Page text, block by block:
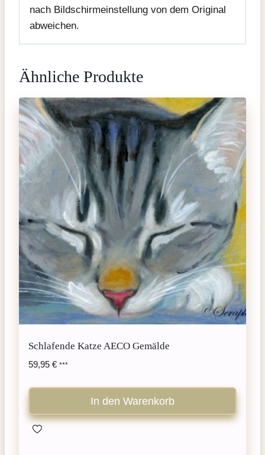
nach Bildschirmeinstellung von dem Original
abweichen.
Ähnliche Produkte
Schlafende Katze AECO Gemälde
59,95 € ***
In den Warenkorb